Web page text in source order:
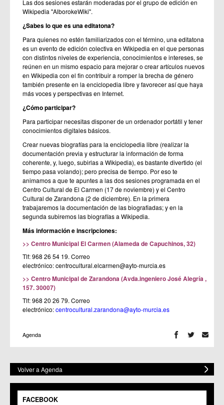
Las dos sesiones estarán moderadas por el grupo de edición en
Wikipedia "AlborokeWiki".
¿Sabes lo que es una editatona?
Para quienes no estén familiarizados con el término, una editatona
es un evento de edición colectiva en Wikipedia en el que personas
con distintos niveles de experiencia, conocimientos e intereses, se
reúnen en un mismo espacio para mejorar o crear artículos nuevos
en Wikipedia con el fin contribuir a romper la brecha de género
también presente en la enciclopedia librey favorecer así que haya
más voces y perspectivas en Internet.
¿Cómo participar?
Para participar necesitas disponer de un ordenador portátil y tener
conocimientos digitales básicos.
Crear nuevas biografías para la enciclopedia libre (realizar la
documentación previa y estructurar la información de forma
coherente, y, luego, subirlas a Wikipedia), es bastante divertido (el
tiempo pasa volando); pero precisa de tiempo. Por eso te
animamos a que te apuntes a las dos sesiones programada en el
Centro Cultural de El Carmen (17 de noviembre) y el Centro
Cultural de Zarandona (2 de diciembre). En la primera
trabajaremos la documentación de las biografiadas; y en la
segunda subiremos las biografías a Wikipedia.
Más información e inscripciones:
>> Centro Municipal El Carmen (Alameda de Capuchinos, 32)
Tlf: 968 26 54 19. Correo
electrónico:centrocultural.elcarmen@ayto-murcia.es
>> Centro Municipal de Zarandona (Avda.ingeniero José Alegría ,
157. 30007)
Tlf: 968 20 26 79. Correo
electrónico:centrocultural.zarandona@ayto-murcia.es
Agenda
Volver a Agenda
FACEBOOK